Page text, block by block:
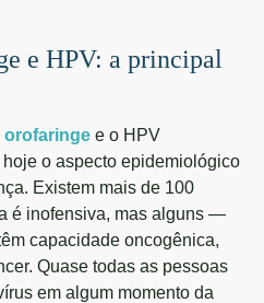
e HPV: a principal
orofaringe e o HPV
o aspecto epidemiológico
Existem mais de 100
é inofensiva, mas alguns —
capacidade oncogênica,
Quase todas as pessoas
em algum momento da